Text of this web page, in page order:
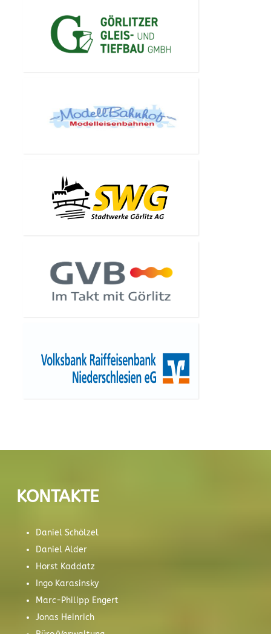
KONTAKTE
Daniel Schölzel
Daniel Alder
Horst Kaddatz
Ingo Karasinsky
Marc-Philipp Engert
Jonas Heinrich